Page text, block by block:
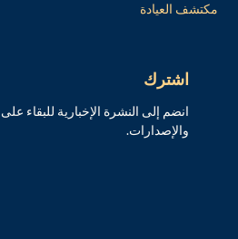
مكتشف العيادة
اشترك
انضم إلى النشرة الإخبارية للبقاء
والإصدارات.